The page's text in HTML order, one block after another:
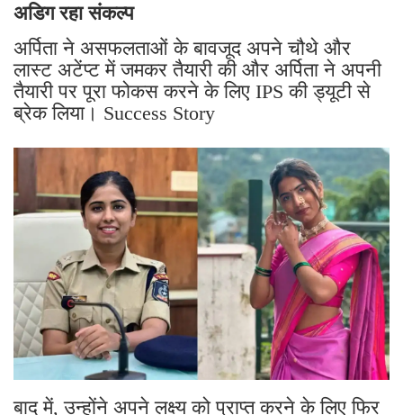
अडिग रहा संकल्प
अर्पिता ने असफलताओं के बावजूद अपने चौथे और
लास्ट अटेंप्ट में जमकर तैयारी की और अर्पिता ने अपनी
तैयारी पर पूरा फोकस करने के लिए IPS की ड्यूटी से
ब्रेक लिया। Success Story
बाद में, उन्होंने अपने लक्ष्य को प्राप्त करने के लिए फिर